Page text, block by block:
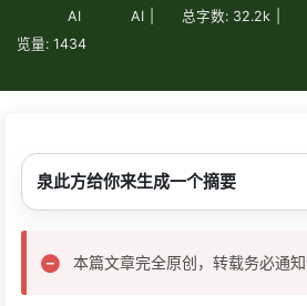
AI
AI 总字数: 32.2k
览量: 1434
泉此方给你来生成一个摘要
本篇文章完全原创，转载务必通知